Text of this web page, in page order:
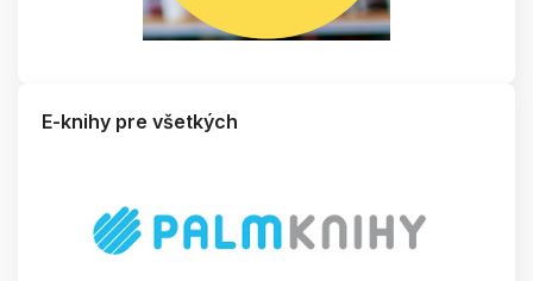
E-knihy pre všetkých